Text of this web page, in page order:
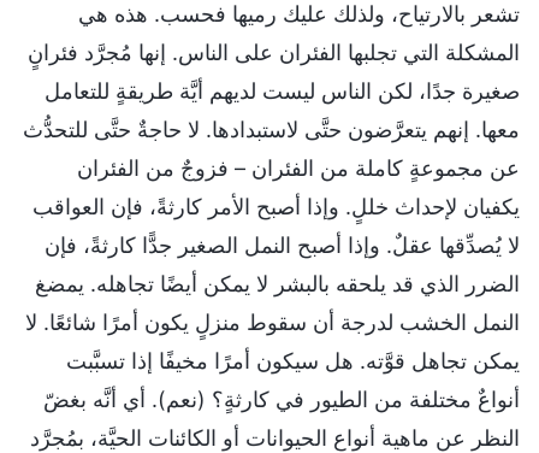
تشعر بالارتياح، ولذلك عليك رميها فحسب. هذه هي
المشكلة التي تجلبها الفئران على الناس. إنها مُجرَّد فئرانٍ
صغيرة جدًا، لكن الناس ليست لديهم أيَّة طريقةٍ للتعامل
معها. إنهم يتعرَّضون حتَّى لاستبدادها. لا حاجةٌ حتَّى للتحدُّث
عن مجموعةٍ كاملة من الفئران – فزوجٌ من الفئران
يكفيان لإحداث خللٍ. وإذا أصبح الأمر كارثةً، فإن العواقب
لا يُصدِّقها عقلٌ. وإذا أصبح النمل الصغير جدًّا كارثةً، فإن
الضرر الذي قد يلحقه بالبشر لا يمكن أيضًا تجاهله. يمضغ
النمل الخشب لدرجة أن سقوط منزلٍ يكون أمرًا شائعًا. لا
يمكن تجاهل قوَّته. هل سيكون أمرًا مخيفًا إذا تسبَّبت
أنواعٌ مختلفة من الطيور في كارثةٍ؟ (نعم). أي أنَّه بغضّ
النظر عن ماهية أنواع الحيوانات أو الكائنات الحيَّة، بمُجرَّد